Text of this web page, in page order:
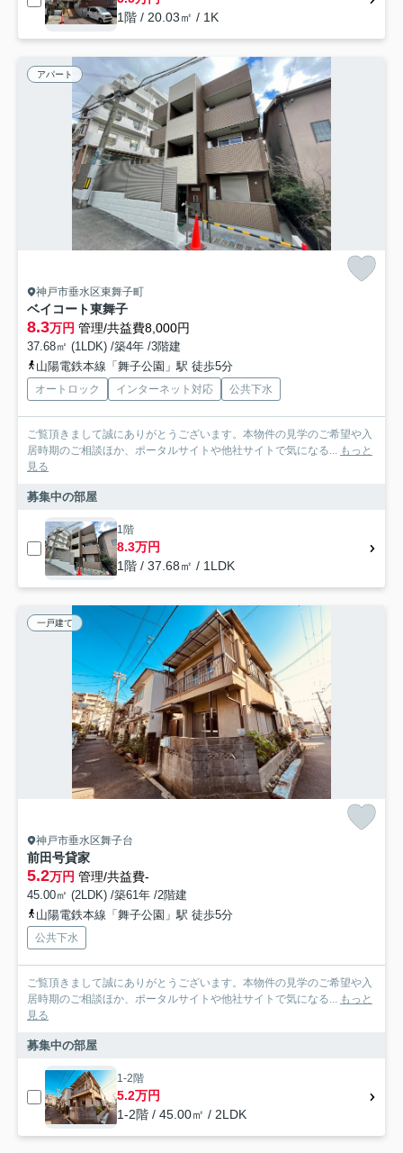
1階 / 20.03㎡ / 1K
アパート
神戸市垂水区東舞子町
ベイコート東舞子
8.3万円 管理/共益費8,000円
37.68㎡ (1LDK) /築4年 /3階建
山陽電鉄本線「舞子公園」駅 徒歩5分
オートロック インターネット対応 公共下水
ご覧頂きまして誠にありがとうございます。本物件の見学のご希望や入
居時期のご相談ほか、ポータルサイトや他社サイトで気になる... もっと
見る
募集中の部屋
1階
8.3万円
1階 / 37.68㎡ / 1LDK
一戸建て
神戸市垂水区舞子台
前田号貸家
5.2万円 管理/共益費-
45.00㎡ (2LDK) /築61年 /2階建
山陽電鉄本線「舞子公園」駅 徒歩5分
公共下水
ご覧頂きまして誠にありがとうございます。本物件の見学のご希望や入
居時期のご相談ほか、ポータルサイトや他社サイトで気になる... もっと
見る
募集中の部屋
1-2階
5.2万円
1-2階 / 45.00㎡ / 2LDK